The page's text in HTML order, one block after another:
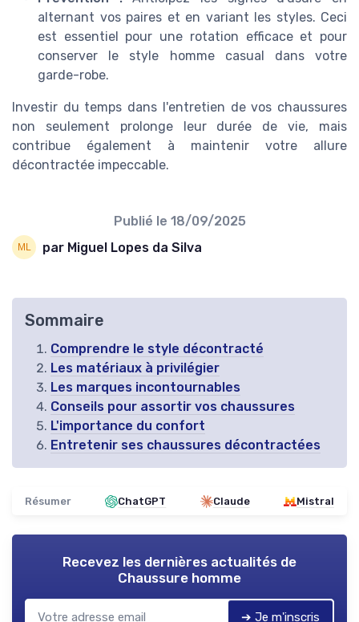
alternant vos paires et en variant les styles. Ceci
est essentiel pour une rotation efficace et pour
conserver le style homme casual dans votre
garde-robe.
Investir du temps dans l'entretien de vos chaussures
non seulement prolonge leur durée de vie, mais
contribue également à maintenir votre allure
décontractée impeccable.
Publié le 18/09/2025
par Miguel Lopes da Silva
Sommaire
Comprendre le style décontracté
Les matériaux à privilégier
Les marques incontournables
Conseils pour assortir vos chaussures
L'importance du confort
Entretenir ses chaussures décontractées
Résumer ChatGPT Claude Mistral
Recevez les dernières actualités de
Chaussure homme
➔ Je m'inscris